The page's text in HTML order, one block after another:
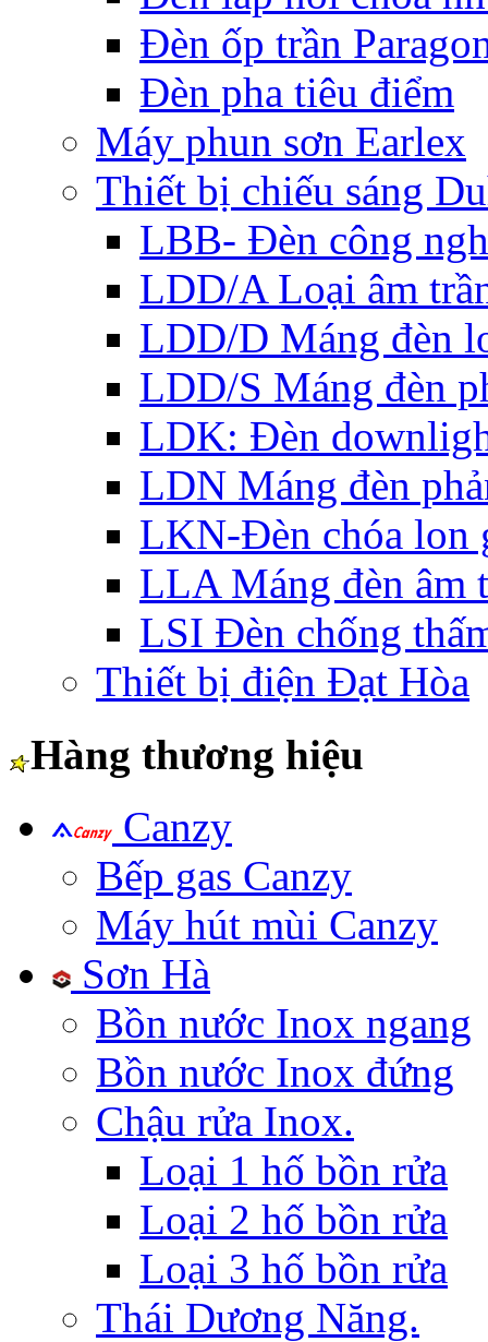
Đèn ốp trần
Đèn pha tiêu điểm
Máy phun sơn Earlex
Thiết bị chiếu sáng
LBB- Đèn công
LDD/A Loại âm
LDD/D Máng đèn
LDD/S Máng đèn
LDK: Đèn
LDN Máng đèn
LKN-Đèn chóa lon
LLA Máng đèn âm
LSI Đèn chống
Thiết bị điện Đạt Hòa
Hàng thương hiệu
Canzy
Bếp gas Canzy
Máy hút mùi Canzy
Sơn Hà
Bồn nước Inox ngang
Bồn nước Inox đứng
Chậu rửa Inox.
Loại 1 hố bồn rửa
Loại 2 hố bồn rửa
Loại 3 hố bồn rửa
Thái Dương Năng.